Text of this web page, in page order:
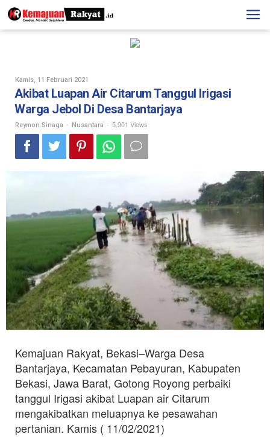
Skip
to
content
Kamis, 11 Februari 2021
Reymon
Sinaga
Akibat Luapan Air Citarum Tanggul Irigasi
Warga Jebol Di Desa Bantarjaya
Reymon Sinaga - Nusantara - 5,901 Views
Kemajuan Rakyat, Bekasi–Warga Desa
Bantarjaya, Kecamatan Pebayuran, Kabupaten
Bekasi, Jawa Barat, Gotong Royong perbaiki
tanggul Irigasi akibat Luapan air Citarum
mengakibatkan meluapnya ke pesawahan
pertanian. Kamis ( 11/02/2021)